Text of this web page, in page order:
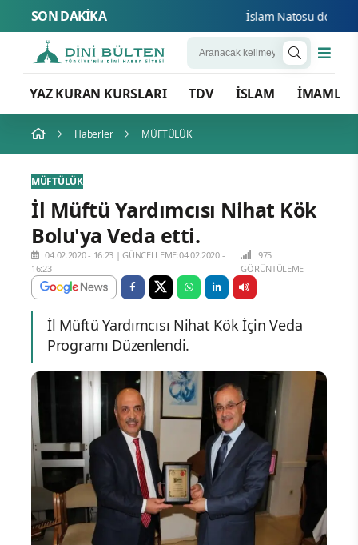
SON DAKİKA İslam Natosu dosta
YAZ KURAN KURSLARI TDV İSLAM İMAMLAR
Haberler MÜFTÜLÜK
MÜFTÜLÜK
İl Müftü Yardımcısı Nihat Kök
Bolu'ya Veda etti.
04.02.2020 - 16:23 |GÜNCELLEME:04.02.2020 -
16:23
975
GÖRÜNTÜLEME
İl Müftü Yardımcısı Nihat Kök İçin Veda
Programı Düzenlendi.